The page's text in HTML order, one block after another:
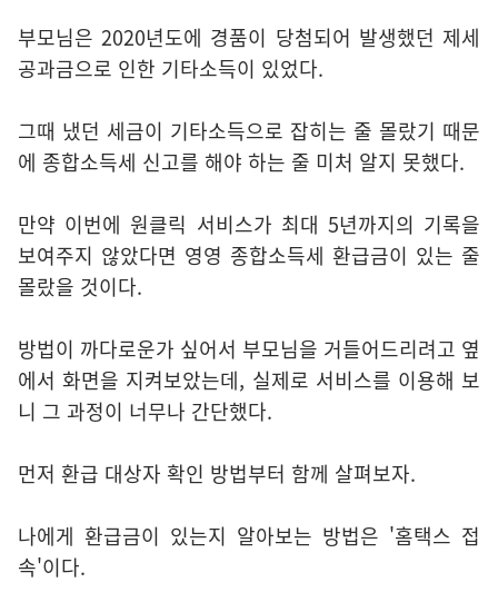
부모님은 2020년도에 경품이 당첨되어 발생했던 제세
공과금으로 인한 기타소득이 있었다.
그때 냈던 세금이 기타소득으로 잡히는 줄 몰랐기 때문
에 종합소득세 신고를 해야 하는 줄 미처 알지 못했다.
만약 이번에 원클릭 서비스가 최대 5년까지의 기록을
보여주지 않았다면 영영 종합소득세 환급금이 있는 줄
몰랐을 것이다.
방법이 까다로운가 싶어서 부모님을 거들어드리려고 옆
에서 화면을 지켜보았는데, 실제로 서비스를 이용해 보
니 그 과정이 너무나 간단했다.
먼저 환급 대상자 확인 방법부터 함께 살펴보자.
나에게 환급금이 있는지 알아보는 방법은 '홈택스 접
속'이다.